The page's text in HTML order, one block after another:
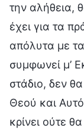
την αλήθεια,
έχει για τα
απόλυτα με
συμφωνεί μ’
στάδιο, δεν
Θεού και
κρίνει ούτε